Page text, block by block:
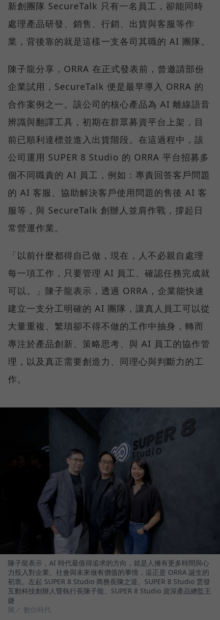
新創團隊 SecureTalk 只有一名員工，卻能同時
處理產品研發、銷售、行銷、出貨與客服等作
業，背後靠的就是這樣一支各司其職的 AI 團隊。
陳子龍分享，ORRA 在正式發表前，曾邀請部份
企業試用，SecureTalk 便是最早導入 ORRA 的
合作案例之一。該公司的核心產品為 AI 離線語音
辨識與翻譯工具，初期在群眾募資平台上架，目
前已順利達標並進入出貨階段。在這過程中，該
公司運用 SUPER 8 Studio 的 ORRA 平台招募多
個不同職責的 AI 員工，例如：專責回答客戶問題
的 AI 客服、協助解決客戶使用問題的售後 AI 客
服等，與 SecureTalk 創辦人並肩作戰，撐起日
常營運作業。
「以前什麼都得自己做，現在，人不必親自處理
每一項工作，只要管理 AI 員工、確認任務完成就
可以。」陳子龍表示，透過 ORRA，企業能快速
建立一支分工明確的 AI 團隊，讓真人員工可以從
大量重複、繁瑣卻不得不做的工作中抽身，轉而
專注於產品創新、策略思考、與 AI 員工的協作管
理，以及真正需要創造力、同理心與判斷力的工
作。
陳子龍表示，AI 時代最值得追求的方向，就是人擁有更多時間與心
力投入對企業、社會與未來做有價值的事情，這正是 ORRA 誕生的
初衷。左起 SUPER 8 Studio 商務長陳之逵、SUPER 8 Studio 雲發
互動科技創辦人暨執行長陳子龍、SUPER 8 Studio 資深產品總監王
婕
圖／ 數位時代